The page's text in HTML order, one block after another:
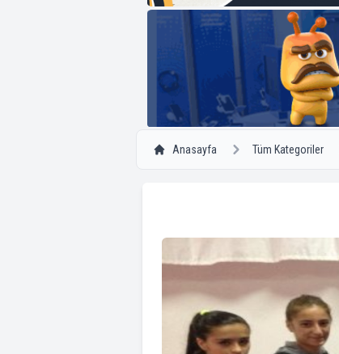
Anasayfa Tüm Kategoriler